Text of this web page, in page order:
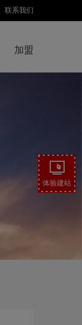
联系我们
加盟
体验建站